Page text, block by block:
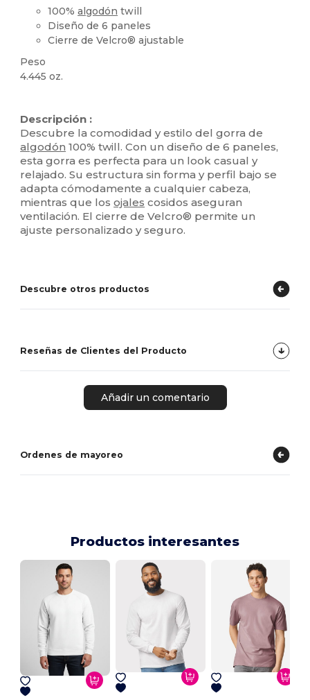
100%algodón twill
Diseño de 6 paneles
Cierre de Velcro® ajustable
Peso
4.445 oz.
Descripción :
Descubre la comodidad y estilo del gorra de
algodón 100% twill. Con un diseño de 6 paneles,
esta gorra es perfecta para un look casual y
relajado. Su estructura sin forma y perfil bajo se
adapta cómodamente a cualquier cabeza,
mientras que losojales cosidos aseguran
ventilación. El cierre de Velcro® permite un
ajuste personalizado y seguro.
Descubre otros productos
Reseñas de Clientes del Producto
Añadir un comentario
Ordenes de mayoreo
Productos interesantes